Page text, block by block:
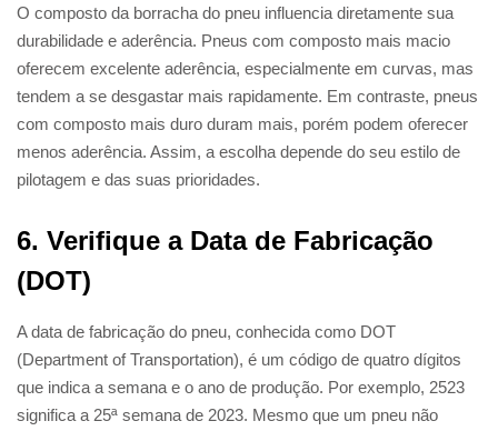
O composto da borracha do pneu influencia diretamente sua
durabilidade e aderência. Pneus com composto mais macio
oferecem excelente aderência, especialmente em curvas, mas
tendem a se desgastar mais rapidamente. Em contraste, pneus
com composto mais duro duram mais, porém podem oferecer
menos aderência. Assim, a escolha depende do seu estilo de
pilotagem e das suas prioridades.
6. Verifique a Data de Fabricação
(DOT)
A data de fabricação do pneu, conhecida como DOT
(Department of Transportation), é um código de quatro dígitos
que indica a semana e o ano de produção. Por exemplo, 2523
significa a 25ª semana de 2023. Mesmo que um pneu não